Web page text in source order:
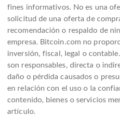
fines informativos. No es una
solicitud de una oferta de
recomendación o respaldo de
empresa. Bitcoin.com no
inversión, fiscal, legal o
son responsables, directa o
daño o pérdida causados ​​o
en relación con el uso o la
contenido, bienes o servicios
artículo.